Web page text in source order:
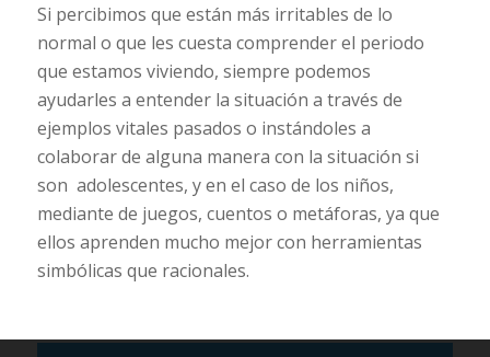
Si percibimos que están más irritables de lo
normal o que les cuesta comprender el periodo
que estamos viviendo, siempre podemos
ayudarles a entender la situación a través de
ejemplos vitales pasados o instándoles a
colaborar de alguna manera con la situación si
son adolescentes, y en el caso de los niños,
mediante de juegos, cuentos o metáforas, ya que
ellos aprenden mucho mejor con herramientas
simbólicas que racionales.